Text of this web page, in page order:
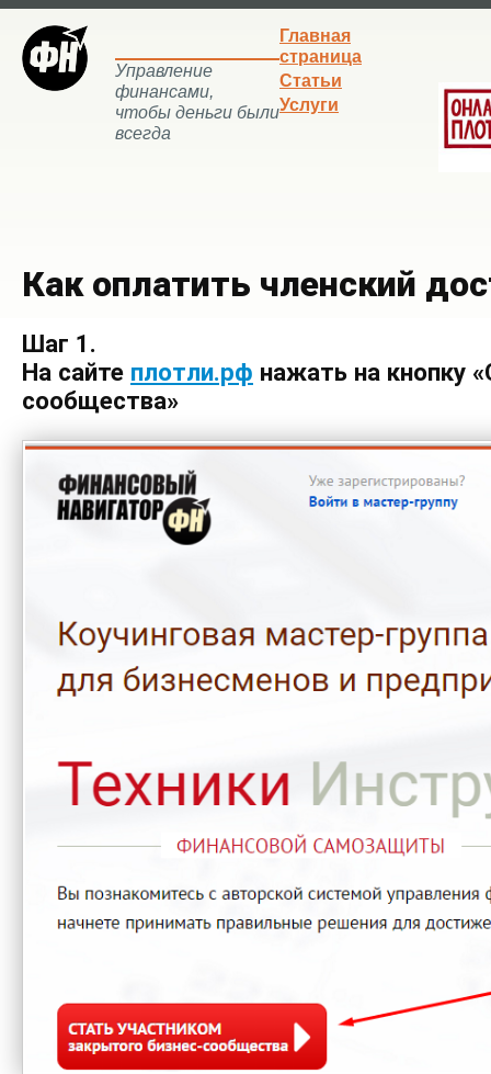
Управление
финансами,
чтобы деньги были
всегда
Главная
страница
Статьи
Услуги
Как оплатить членский
Шаг 1.
На сайте плотли.рф нажать на кнопку
сообщества»